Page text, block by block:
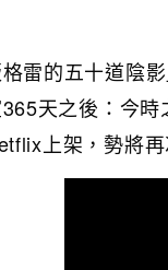
雷的五十道陰
天之後：今
上架，勢將再